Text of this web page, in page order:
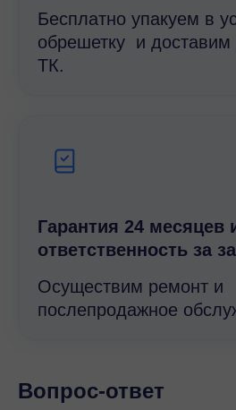
Бесплатно упакуем в
обрешетку и
ТК.
Гарантия 24 месяцев
ответственность за
Осуществим ремонт и
послепродажное
Вопрос-ответ